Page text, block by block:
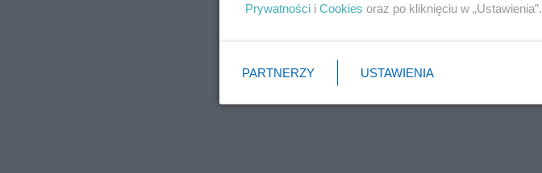
Prywatności i Cookies oraz po kliknięciu w „Ustawienia”.
PARTNERZY USTAWIENIA